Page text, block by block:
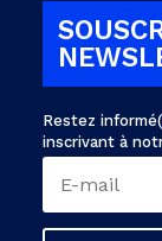
Restez
inscrivant à
gratuit.